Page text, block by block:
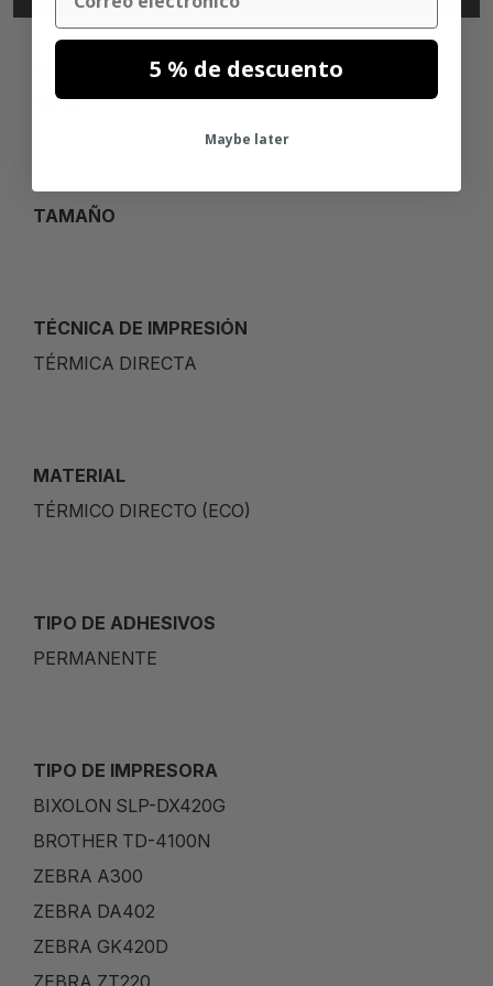
SATO
TAMAÑO
TÉCNICA DE IMPRESIÓN
TÉRMICA DIRECTA
MATERIAL
TÉRMICO DIRECTO (ECO)
TIPO DE ADHESIVOS
PERMANENTE
TIPO DE IMPRESORA
BIXOLON SLP-DX420G
BROTHER TD-4100N
ZEBRA A300
ZEBRA DA402
ZEBRA GK420D
5 % de descuento
Maybe later